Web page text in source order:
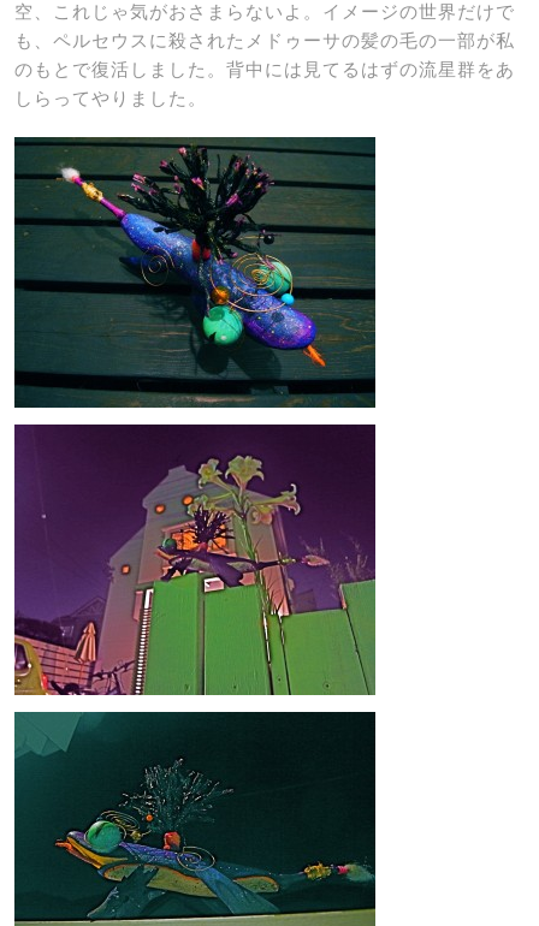
空、これじゃ気がおさまらないよ。イメージの世界だけで
も、ペルセウスに殺されたメドゥーサの髪の毛の一部が私
のもとで復活しました。背中には見てるはずの流星群をあ
しらってやりました。